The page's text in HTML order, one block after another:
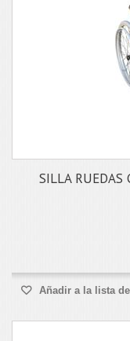
SILLA RUEDAS
Añadir a la lista